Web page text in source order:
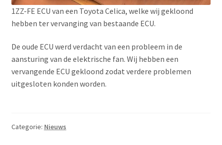
1ZZ-FE ECU van een Toyota Celica, welke wij gekloond
hebben ter vervanging van bestaande ECU.
De oude ECU werd verdacht van een probleem in de
aansturing van de elektrische fan. Wij hebben een
vervangende ECU gekloond zodat verdere problemen
uitgesloten konden worden.
Categorie: Nieuws